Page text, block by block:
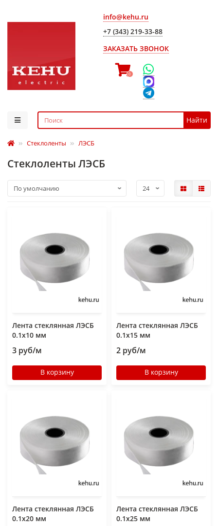
info@kehu.ru
+7 (343) 219-33-88
ЗАКАЗАТЬ ЗВОНОК
0
Найти
Стеклоленты ЛЭСБ
Стеклоленты ЛЭСБ
Лента стеклянная ЛЭСБ
0.1х10 мм
3 руб/м
В корзину
Лента стеклянная ЛЭСБ
0.1х15 мм
2 руб/м
В корзину
Лента стеклянная ЛЭСБ
0.1х20 мм
Лента стеклянная ЛЭСБ
0.1х25 мм